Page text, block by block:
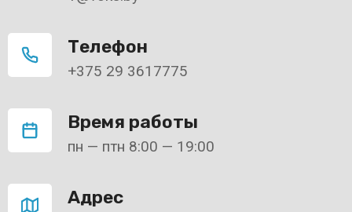
Телефон
+375 29 3617775
Время работы
пн — птн 8:00 — 19:00
Адрес